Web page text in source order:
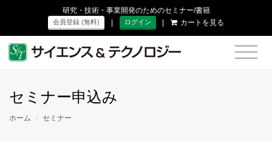
研究・技術・事業開発のためのセミナー/書籍
会員登録 (無料) | ログイン | カートを見る
セミナー申込み
ホーム / セミナー